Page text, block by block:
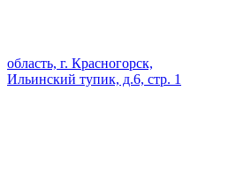
область, г. Красногорск,
Ильинский тупик, д.6, стр. 1